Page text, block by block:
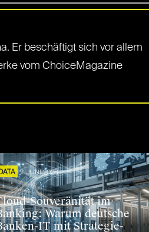
Er beschäftigt sich vor allem
vom ChoiceMagazine
DATA 2. JUNI 2026
Souveränität im
Warum deutsche
IT mit Strategie-